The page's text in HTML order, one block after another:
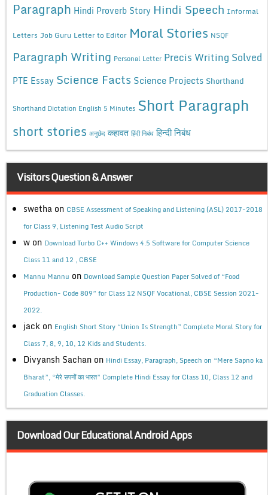
Paragraph Hindi Proverb Story Hindi Speech Informal
Letters Job Guru Letter to Editor Moral Stories NSQF
Paragraph Writing Personal Letter Precis Writing Solved
PTE Essay Science Facts Science Projects Shorthand
Shorthand Dictation English 5 Minutes Short Paragraph
short stories अनुछेद कहावत हिंदी निबंध हिन्दी निबंध
Visitors Question & Answer
swetha on CBSE Assessment of Speaking and Listening (ASL) 2017-2018
for Class 9, Listening Test Audio Script
w on Download Turbo C++ Windows 4.5 Software for Computer Science
Class 11 and 12 , CBSE
Mannu Mannu on Download Sample Question Paper Solved of “Food
Production- Code 809” for Class 12 NSQF Vocational, CBSE Session 2021-
2022.
jack on English Short Story “Union Is Strength” Complete Moral Story for
Class 7, 8, 9, 10, 12 Kids and Students.
Divyansh Sachan on Hindi Essay, Paragraph, Speech on “Mere Sapno ka
Bharat”, “मेरे सपनों का भारत” Complete Hindi Essay for Class 10, Class 12 and
Graduation Classes.
Download Our Educational Android Apps